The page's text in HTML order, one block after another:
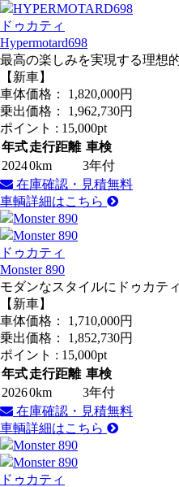
ドゥカティ
Hypermotard698
最高の楽しみを実現する理想
【新車】
車体価格： 1,820,000円
乗出価格： 1,962,730円
ポイント : 15,000pt
年式走行距離 車検
20240km
3年付
在庫確認・見積無料
車輌詳細はこちら
ドゥカティ
Monster 890
モダンなスタイルにドゥカテ
【新車】
車体価格： 1,710,000円
乗出価格： 1,852,730円
ポイント : 15,000pt
年式走行距離 車検
20260km
3年付
在庫確認・見積無料
車輌詳細はこちら
ドゥカティ